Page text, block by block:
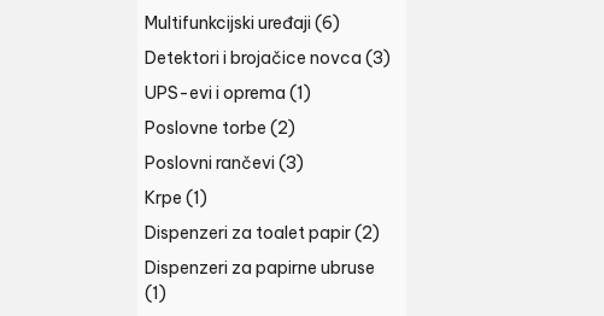
Multifunkcijski uređaji (6)
Detektori i brojačice novca (3)
UPS-evi i oprema (1)
Poslovne torbe (2)
Poslovni rančevi (3)
Krpe (1)
Dispenzeri za toalet papir(2)
Dispenzeri za papirne ubruse
(1)